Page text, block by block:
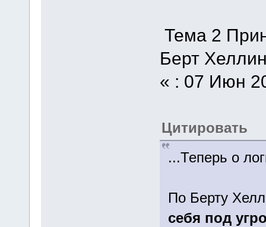
Тема 2
Берт
« : 07 Июн
Цитировать
...Теперь о
По Берту
себя под